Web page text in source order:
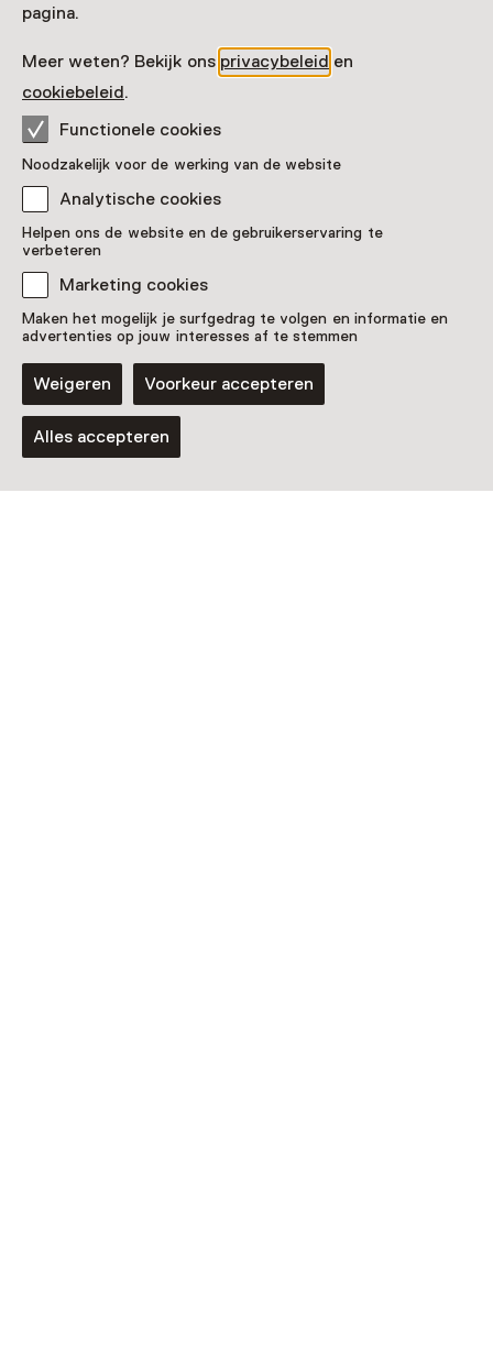
pagina.
Meer weten? Bekijk ons privacybeleid en
cookiebeleid.
Functionele cookies
Noodzakelijk voor de werking van de website
Analytische cookies
Helpen ons de website en de gebruikerservaring te
verbeteren
Marketing cookies
Maken het mogelijk je surfgedrag te volgen en informatie en
advertenties op jouw interesses af te stemmen
Weigeren Voorkeur accepteren
Alles accepteren
010 - 43 48 722
Vandaag open van 10:00 tot 17:00 uur
Zien & doen in Museum
Vlaardingen